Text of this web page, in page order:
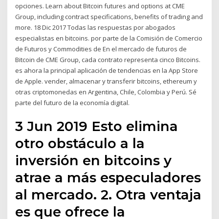
opciones. Learn about Bitcoin futures and options at CME
Group, including contract specifications, benefits of trading and
more. 18 Dic 2017 Todas las respuestas por abogados
especialistas en bitcoins. por parte de la Comisión de Comercio
de Futuros y Commodities de En el mercado de futuros de
Bitcoin de CME Group, cada contrato representa cinco Bitcoins.
es ahora la principal aplicación de tendencias en la App Store
de Apple. vender, almacenar y transferir bitcoins, ethereum y
otras criptomonedas en Argentina, Chile, Colombia y Perú. Sé
parte del futuro de la economía digital.
3 Jun 2019 Esto elimina
otro obstáculo a la
inversión en bitcoins y
atrae a más especuladores
al mercado. 2. Otra ventaja
es que ofrece la